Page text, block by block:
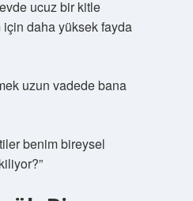
ucuz bir kitle
daha yüksek fayda
uzun vadede bana
benim bireysel